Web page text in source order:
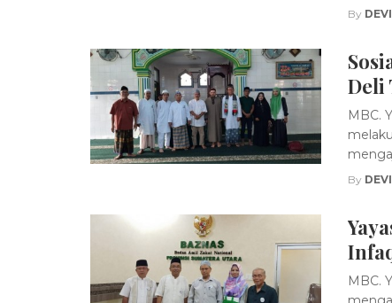
By
Deli
MBC.
By
MBC.